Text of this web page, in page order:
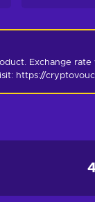
Exchange
https://